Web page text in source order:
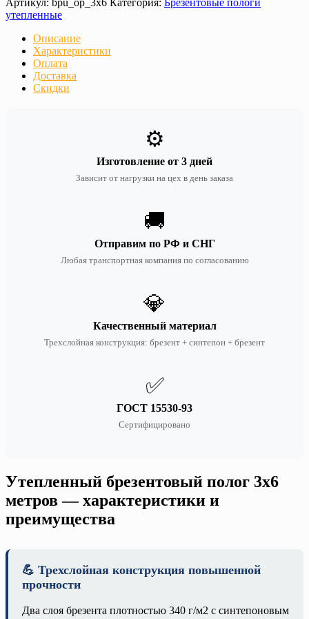
Артикул: bpu_op_3х6 Категория: Брезентовые пологи
утепленные
Описание
Характеристики
Оплата
Доставка
Скидки
⚙️
Изготовление от 3 дней
Зависит от нагрузки на цех в день заказа
🚚
Отправим по РФ и СНГ
Любая транспортная компания по согласованию
💎
Качественный материал
Трехслойная конструкция: брезент + синтепон + брезент
✅
ГОСТ 15530-93
Сертифицировано
Утепленный брезентовый полог 3х6
метров — характеристики и
преимущества
💪 Трехслойная конструкция повышенной
прочности
Два слоя брезента плотностью 340 г/м2 с синтепоновым